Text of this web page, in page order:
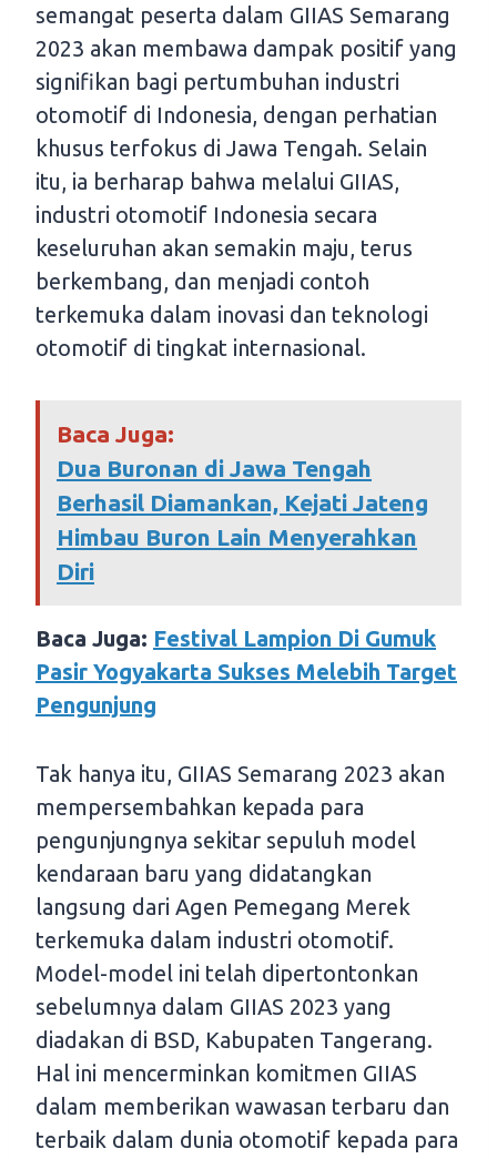
semangat peserta dalam GIIAS Semarang
2023 akan membawa dampak positif yang
signifikan bagi pertumbuhan industri
otomotif di Indonesia, dengan perhatian
khusus terfokus di Jawa Tengah. Selain
itu, ia berharap bahwa melalui GIIAS,
industri otomotif Indonesia secara
keseluruhan akan semakin maju, terus
berkembang, dan menjadi contoh
terkemuka dalam inovasi dan teknologi
otomotif di tingkat internasional.
Baca Juga:
Dua Buronan di Jawa Tengah
Berhasil Diamankan, Kejati Jateng
Himbau Buron Lain Menyerahkan
Diri
Baca Juga: Festival Lampion Di Gumuk
Pasir Yogyakarta Sukses Melebih Target
Pengunjung
Tak hanya itu, GIIAS Semarang 2023 akan
mempersembahkan kepada para
pengunjungnya sekitar sepuluh model
kendaraan baru yang didatangkan
langsung dari Agen Pemegang Merek
terkemuka dalam industri otomotif.
Model-model ini telah dipertontonkan
sebelumnya dalam GIIAS 2023 yang
diadakan di BSD, Kabupaten Tangerang.
Hal ini mencerminkan komitmen GIIAS
dalam memberikan wawasan terbaru dan
terbaik dalam dunia otomotif kepada para